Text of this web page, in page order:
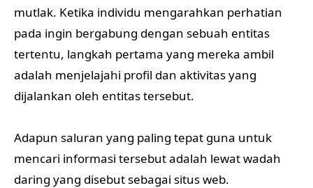
mutlak. Ketika individu mengarahkan perhatian
pada ingin bergabung dengan sebuah entitas
tertentu, langkah pertama yang mereka ambil
adalah menjelajahi profil dan aktivitas yang
dijalankan oleh entitas tersebut.
Adapun saluran yang paling tepat guna untuk
mencari informasi tersebut adalah lewat wadah
daring yang disebut sebagai situs web.